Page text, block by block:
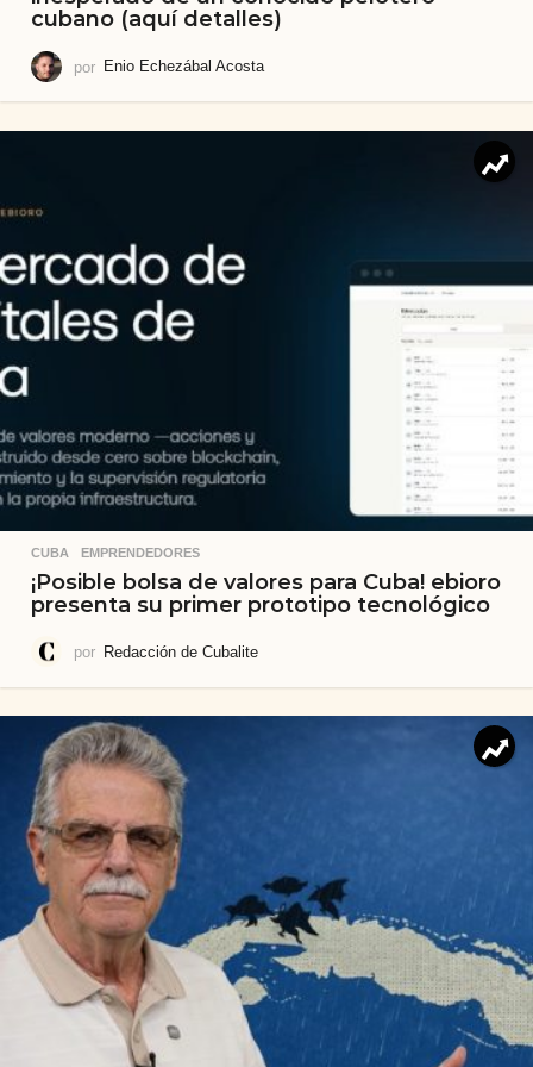
cubano (aquí detalles)
por Enio Echezábal Acosta
CUBA ,EMPRENDEDORES
¡Posible bolsa de valores para Cuba! ebioro
presenta su primer prototipo tecnológico
por Redacción de Cubalite